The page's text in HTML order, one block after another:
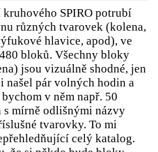
SPIRO potrubí
různých tvarovek (kolena,
hlavice, apod), ve
bloků. Všechny bloky
jsou vizuálně shodné, jen
našel pár volných hodin a
v něm např. 50
mírně odlišnými názvy
tvarovky. To mi
celý katalog.